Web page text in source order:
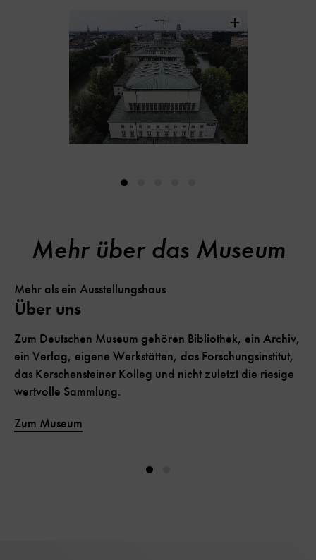
Mehr über das Museum
Mehr als ein Ausstellungshaus
Über uns
Zum Deutschen Museum gehören Bibliothek, ein Archiv,
ein Verlag, eigene Werkstätten, das Forschungsinstitut,
das Kerschensteiner Kolleg und nicht zuletzt die riesige
wertvolle Sammlung.
Zum Museum